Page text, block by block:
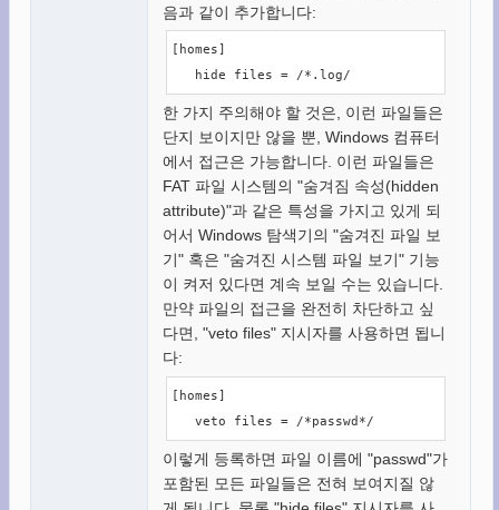
음과 같이 추가합니다:
[homes]
   hide files = /*.log/
한 가지 주의해야 할 것은, 이런 파일들은
단지 보이지만 않을 뿐, Windows 컴퓨터
에서 접근은 가능합니다. 이런 파일들은
FAT 파일 시스템의 "숨겨짐 속성(hidden
attribute)"과 같은 특성을 가지고 있게 되
어서 Windows 탐색기의 "숨겨진 파일 보
기" 혹은 "숨겨진 시스템 파일 보기" 기능
이 켜저 있다면 계속 보일 수는 있습니다.
만약 파일의 접근을 완전히 차단하고 싶
다면, "veto files" 지시자를 사용하면 됩니
다:
[homes]
   veto files = /*passwd*/
이렇게 등록하면 파일 이름에 "passwd"가
포함된 모든 파일들은 전혀 보여지질 않